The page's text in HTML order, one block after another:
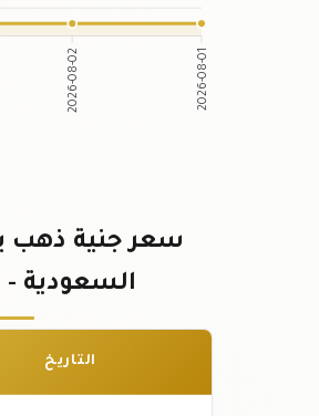
2026-08-02 2026-08-01
السعودية -
التاريخ